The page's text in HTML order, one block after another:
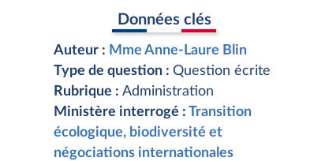
Données clés
Auteur : Mme Anne-Laure Blin
Type de question : Question écrite
Rubrique : Administration
Ministère interrogé : Transition
écologique, biodiversité et
négociations internationales